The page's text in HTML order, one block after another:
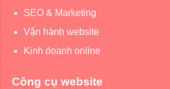
SEO & Marketing
Vận hành website
Kinh doanh online
Công cụ website